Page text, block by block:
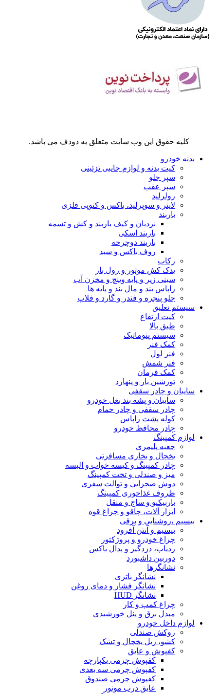
کلیه حقوق این وب سایت متعلق به دودف می باشد.
بدنه خودرو
کیت بدنه و لوازم جانبی تزئینی
سپر جلو
سپر عقب
رولرلید
لاینر و سوپرلید، باکس و کنوپی فلزی
باربند
نردبان و کیف باربند و کش و تسمه
باربند اسکی
باربند دوچرخه
روف باکس و سبد
رکاب
یدک کش موتور و رول بار
سینی زیر و پایه وینچ و مخزن آب
زاپاس بند و مال بند و پایه ها
جلو پنجره و فندر و گارد و فلاپ
سیستم تعلیق
کیت ارتفاع
طبق بالا
سیستم پنوماتیک
کمک فنر
فنر لول
فنر شمش
کمک فرمان
تورشین بار و پنهارد
سایبان و چادر سقفی
سایبان و پشه بند بغل خودرو
چادر سقفی و چادر حمام
کوله پشت زاپاس
چادر محافظ خودرو
لوازم کمپینگ
جعبه پلیمری
یخچال و بخاری مسافرتی
چادر کمپینگ و کیسه خواب و البسه
میز و صندلی و تخت کمپینگ
دوش صحرایی و توالت سفری
ظروف غذاخوری کمپینگ
باربیکیو و ساج و منقل
ابزار آلات، چاقو و چراغ قوه
بیسیم ،روشنایی و برقی
بیسیم و آنتن آفرود
چراغ خودرو و پروژکتور
ردیاب، دزدگیر و پدال باکس
دوربین داشبورد
نشانگرها
نشانگر باتری
نشانگر فشار و دمای روغن
نشانگر HUD
چراغ کمپ و کار
مبدل برق و پنل خورشیدی
لوازم داخل خودرو
روکش صندلی
کشو، ریل یخچال و تشک
کفپوش و عایق
کفپوش چرمی یکپارچه
کفپوش چرمی سه بعدی
کفپوش چرمی صندوق
عایق درب موتور